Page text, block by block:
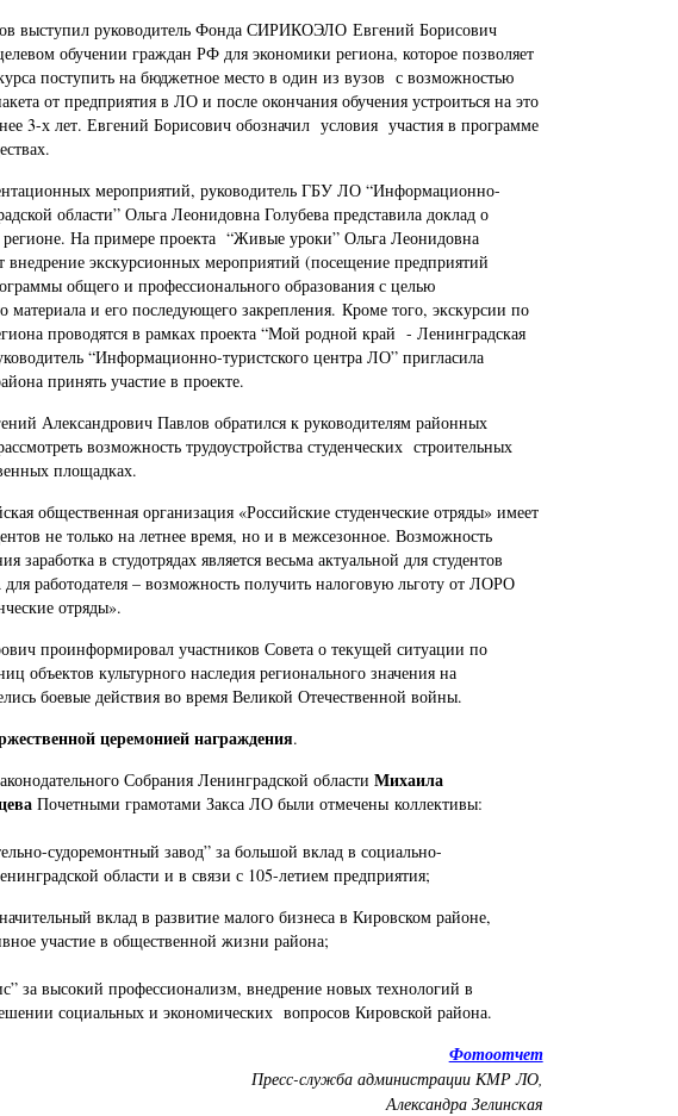
выступил руководитель Фонда СИРИКОЭЛО Евгений Борисович
обучении граждан РФ для экономики региона, которое позволяет
поступить на бюджетное место в один из вузов с возможностью
от предприятия в ЛО и после окончания обучения устроиться на это
3-х лет. Евгений Борисович обозначил условия участия в программе
мероприятий, руководитель ГБУ ЛО “Информационно-
области” Ольга Леонидовна Голубева представила доклад о
На примере проекта “Живые уроки” Ольга Леонидовна
внедрение экскурсионных мероприятий (посещение предприятий
общего и профессионального образования с целью
материала и его последующего закрепления. Кроме того, экскурсии по
проводятся в рамках проекта “Мой родной край - Ленинградская
“Информационно-туристского центра ЛО” пригласила
принять участие в проекте.
Александрович Павлов обратился к руководителям районных
возможность трудоустройства студенческих строительных
площадках.
общественная организация «Российские студенческие отряды» имеет
не только на летнее время, но и в межсезонное. Возможность
заработка в студотрядах является весьма актуальной для студентов
работодателя – возможность получить налоговую льготу от ЛОРО
отряды».
проинформировал участников Совета о текущей ситуации по
объектов культурного наследия регионального значения на
боевые действия во время Великой Отечественной войны.
церемонией награждения.
Собрания Ленинградской области Михаила
Почетными грамотами Закса ЛО были отмечены коллективы:
судоремонтный завод” за большой вклад в социально-
области и в связи с 105-летием предприятия;
вклад в развитие малого бизнеса в Кировском районе,
участие в общественной жизни района;
за высокий профессионализм, внедрение новых технологий в
социальных и экономических вопросов Кировской района.
Фотоотчет
Пресс-служба администрации КМР ЛО,
Александра Зелинская